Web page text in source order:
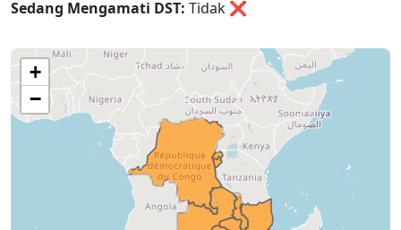
Sedang Mengamati DST: Tidak ❌
+
−